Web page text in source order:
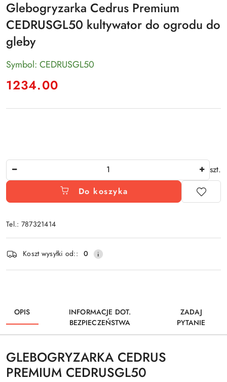
Glebogryzarka Cedrus Premium
CEDRUSGL50 kultywator do ogrodu do
gleby
Symbol: CEDRUSGL50
cena:
1234.00
szt.
Do koszyka
Tel.: 787321414
i
dostawa
Koszt wysyłki od:: 0
OPIS
INFORMACJE DOT.
BEZPIECZEŃSTWA
ZADAJ
PYTANIE
GLEBOGRYZARKA CEDRUS
PREMIUM CEDRUSGL50